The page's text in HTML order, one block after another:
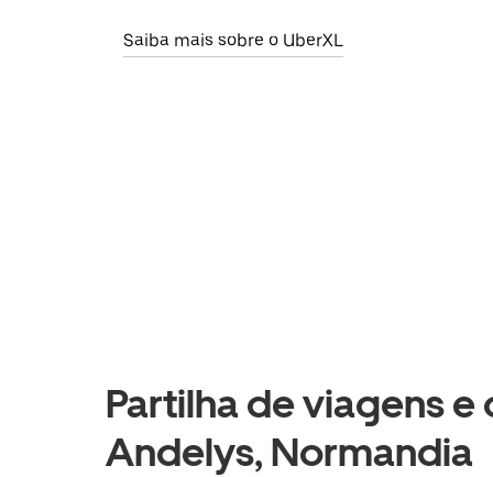
Saiba mais sobre o UberXL
Partilha de viagens
Andelys, Normandia